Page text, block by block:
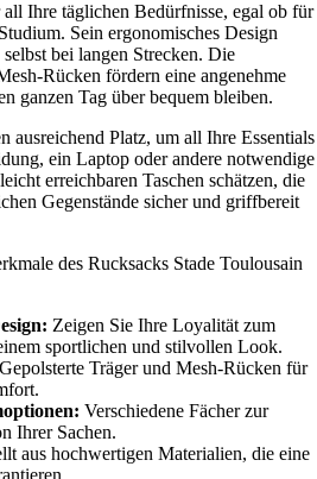
Ihre täglichen Bedürfnisse, egal ob für
Sein ergonomisches Design
bei langen Strecken. Die
Rücken fördern eine angenehme
ganzen Tag über bequem bleiben.
ausreichend Platz, um all Ihre Essentials
ein Laptop oder andere notwendige
erreichbaren Taschen schätzen, die
Gegenstände sicher und griffbereit
des Rucksacks Stade Toulousain
Zeigen Sie Ihre Loyalität zum
sportlichen und stilvollen Look.
Gepolsterte Träger und Mesh-Rücken für
Verschiedene Fächer zur
Ihrer Sachen.
aus hochwertigen Materialien, die eine